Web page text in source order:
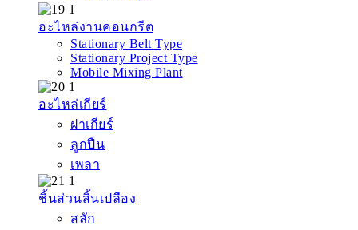
อะไหล่งานคอนกรีต
Stationary Belt Type
Stationary Project Type
Mobile Mixing Plant
อะไหล่เกียร์
ฝาเกียร์
ลูกปืน
เพลา
ชิ้นส่วนสิ้นเปลือง
สลัก